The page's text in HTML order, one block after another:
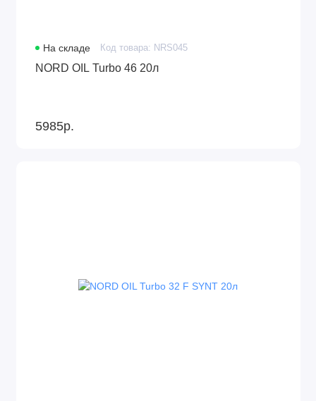
На складе Код товара: NRS045
NORD OIL Turbo 46 20л
5985р.